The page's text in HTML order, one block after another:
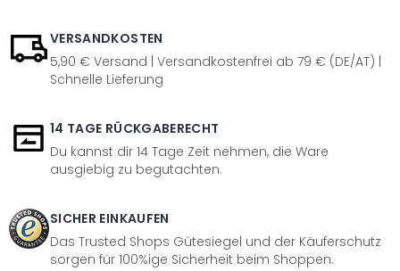
VERSANDKOSTEN
5,90 € Versand | Versandkostenfrei ab 79 € (DE/AT) |
Schnelle Lieferung
14 TAGE RÜCKGABERECHT
Du kannst dir 14 Tage Zeit nehmen, die Ware
ausgiebig zu begutachten.
SICHER EINKAUFEN
Das Trusted Shops Gütesiegel und der Käuferschutz
sorgen für 100%ige Sicherheit beim Shoppen.